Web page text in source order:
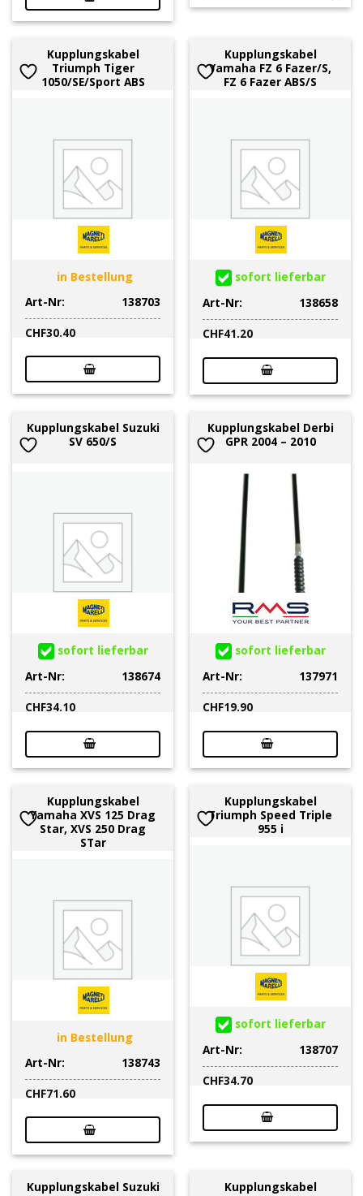
Kupplungskabel
Triumph Tiger
1050/SE/Sport ABS
in Bestellung
Art-Nr:
138703
CHF30.40
Kupplungskabel
Yamaha FZ 6 Fazer/S,
FZ 6 Fazer ABS/S
sofort lieferbar
Art-Nr:
138658
CHF41.20
Kupplungskabel Suzuki
SV 650/S
sofort lieferbar
Art-Nr:
138674
CHF34.10
Kupplungskabel Derbi
GPR 2004 – 2010
sofort lieferbar
Art-Nr:
137971
CHF19.90
Kupplungskabel
Yamaha XVS 125 Drag
Star, XVS 250 Drag
STar
in Bestellung
Art-Nr:
138743
CHF71.60
Kupplungskabel
Triumph Speed Triple
955 i
sofort lieferbar
Art-Nr:
138707
CHF34.70
Kupplungskabel Suzuki
Kupplungskabel